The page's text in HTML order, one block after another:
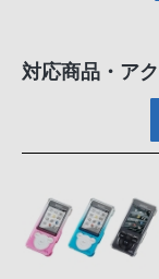
対応商品・ア